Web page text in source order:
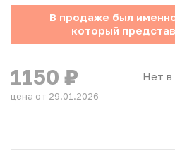
Наборы монет
Инвестиционные монеты
В продаже был
который
Нет в
1150 ₽
цена от 29.01.2026